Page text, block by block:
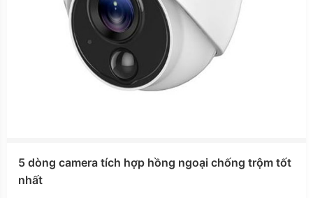
5 dòng camera tích hợp hồng ngoại chống trộm tốt
nhất